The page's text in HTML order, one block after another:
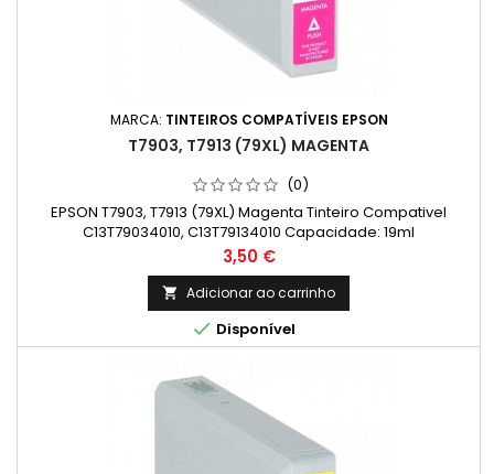
MARCA: TINTEIROS COMPATÍVEIS EPSON
T7903, T7913 (79XL) MAGENTA
(0)
EPSON T7903, T7913 (79XL) Magenta Tinteiro Compativel
C13T79034010, C13T79134010 Capacidade: 19ml
Preço
3,50 €
 Adicionar ao carrinho
 Disponível